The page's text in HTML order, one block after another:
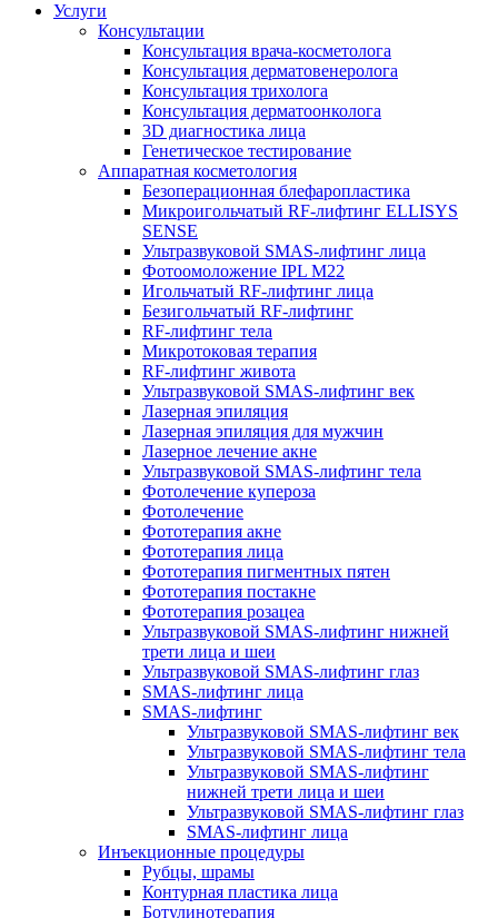
Услуги
Консультации
Консультация врача-косметолога
Консультация дерматовенеролога
Консультация трихолога
Консультация дерматоонколога
3D диагностика лица
Генетическое тестирование
Аппаратная косметология
Безоперационная блефаропластика
Микроигольчатый RF-лифтинг ELLISYS
SENSE
Ультразвуковой SMAS-лифтинг лица
Фотоомоложение IPL M22
Игольчатый RF-лифтинг лица
Безигольчатый RF-лифтинг
RF-лифтинг тела
Микротоковая терапия
RF-лифтинг живота
Ультразвуковой SMAS-лифтинг век
Лазерная эпиляция
Лазерная эпиляция для мужчин
Лазерное лечение акне
Ультразвуковой SMAS-лифтинг тела
Фотолечение купероза
Фотолечение
Фототерапия акне
Фототерапия лица
Фототерапия пигментных пятен
Фототерапия постакне
Фототерапия розацеа
Ультразвуковой SMAS-лифтинг нижней
трети лица и шеи
Ультразвуковой SMAS-лифтинг глаз
SMAS-лифтинг лица
SMAS-лифтинг
Ультразвуковой SMAS-лифтинг век
Ультразвуковой SMAS-лифтинг тела
Ультразвуковой SMAS-лифтинг
нижней трети лица и шеи
Ультразвуковой SMAS-лифтинг глаз
SMAS-лифтинг лица
Инъекционные процедуры
Рубцы, шрамы
Контурная пластика лица
Ботулинотерапия